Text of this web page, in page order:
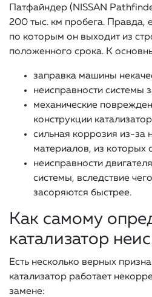
Патфайндер (NISSAN
200 тыс. км пробега. Правда,
по которым он выходит из
положенного срока. К
заправка машины
неисправности системы
механические
конструкции
сильная коррозия из-за
материалов, из которых
неисправности
системы, вследствие
засоряются быстрее.
Как самому
катализатор
Есть несколько верных
катализатор работает
замене: